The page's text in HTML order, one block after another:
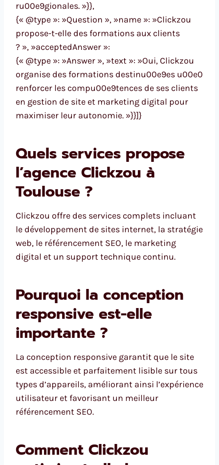
ru00e9gionales. »}},
{« @type »: »Question », »name »: »Clickzou
propose-t-elle des formations aux clients
? », »acceptedAnswer »:
{« @type »: »Answer », »text »: »Oui, Clickzou
organise des formations destinu00e9es u00e0
renforcer les compu00e9tences de ses clients
en gestion de site et marketing digital pour
maximiser leur autonomie. »}}]}
Quels services propose
l’agence Clickzou à
Toulouse ?
Clickzou offre des services complets incluant
le développement de sites internet, la stratégie
web, le référencement SEO, le marketing
digital et un support technique continu.
Pourquoi la conception
responsive est-elle
importante ?
La conception responsive garantit que le site
est accessible et parfaitement lisible sur tous
types d’appareils, améliorant ainsi l’expérience
utilisateur et favorisant un meilleur
référencement SEO.
Comment Clickzou